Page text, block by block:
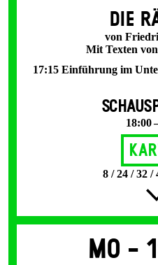
DIE
von
Mit Texten
17:15 Einführung im
18:00
8 / 24 / 32 /
Mo -